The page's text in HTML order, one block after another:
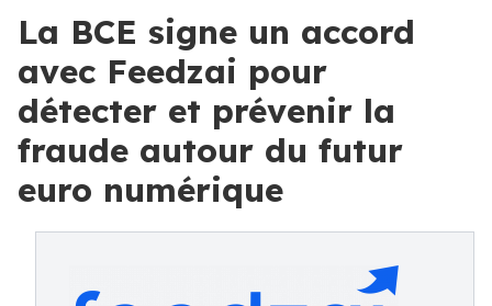
La BCE signe un accord
avec Feedzai pour
détecter et prévenir la
fraude autour du futur
euro numérique